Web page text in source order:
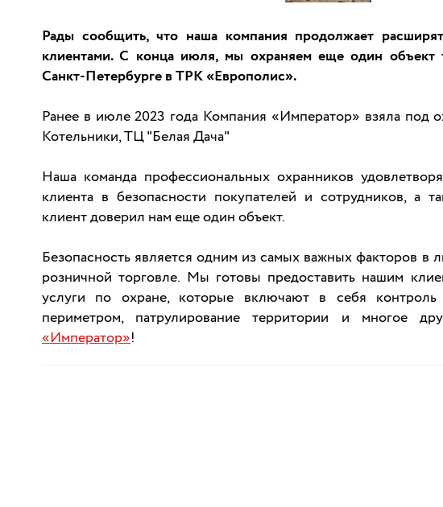
Рады сообщить, что наша компания продолжает
клиентами. С конца июля, мы охраняем еще один объект
Санкт-Петербурге в ТРК «Европолис».
Ранее в июле 2023 года Компания «Император» взяла под
Котельники, ТЦ "Белая Дача"
Наша команда профессиональных охранников
клиента в безопасности покупателей и сотрудников, а
клиент доверил нам еще один объект.
Безопасность является одним из самых важных факторов в
розничной торговле. Мы готовы предоставить нашим
услуги по охране, которые включают в себя контроль
периметром, патрулирование территории и многое
«Император»!